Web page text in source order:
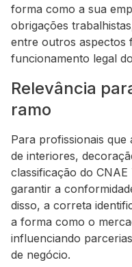
forma como a sua
obrigações
entre outros aspectos
funcionamento legal
Relevância
ramo
Para profissionais que
de interiores,
classificação do
garantir a
disso, a correta
a forma como o
influenciando
de negócio.